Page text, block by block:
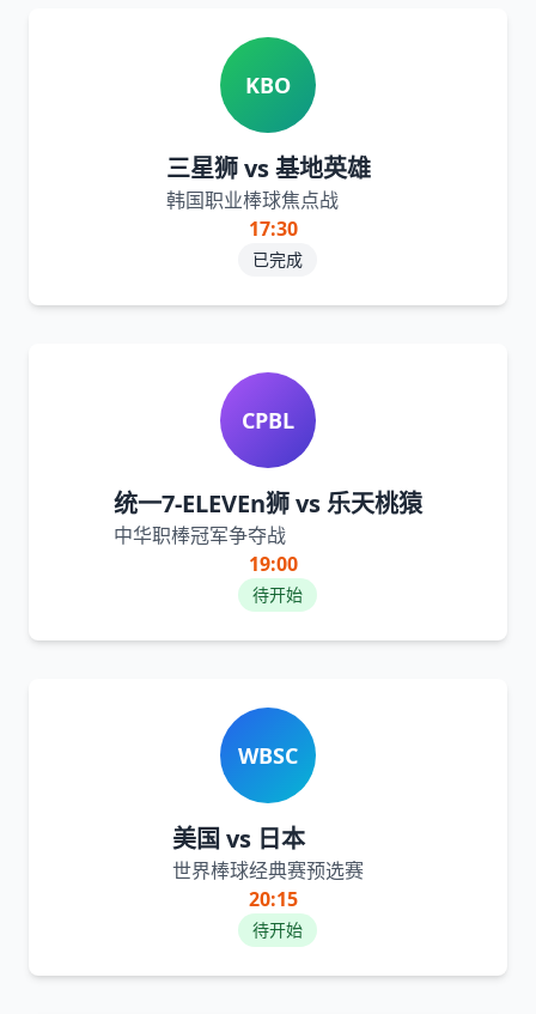
KBO
三星狮 vs 基地英雄
韩国职业棒球焦点战
17:30
已完成
CPBL
统一7-ELEVEn狮 vs 乐天桃猿
中华职棒冠军争夺战
19:00
待开始
WBSC
美国 vs 日本
世界棒球经典赛预选赛
20:15
待开始